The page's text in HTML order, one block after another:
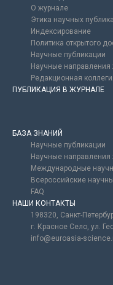
О журнале
Этика научных
Индексирование
Политика открытого
Научные публикации
Научные направления
Редакционная
ПУБЛИКАЦИЯ В ЖУРНАЛЕ
БАЗА ЗНАНИЙ
Научные публикации
Научные направления
Международные
Всероссийские
FAQ
НАШИ КОНТАКТЫ
198320, Санкт-
г. Красное Село, ул.
info@euroasia-